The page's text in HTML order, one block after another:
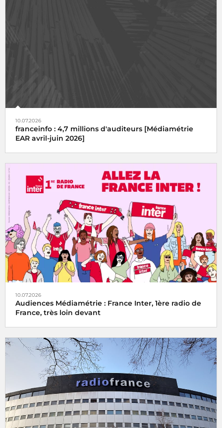
10.07.2026
franceinfo : 4,7 millions d'auditeurs [Médiamétrie
EAR avril-juin 2026]
10.07.2026
Audiences Médiamétrie : France Inter, 1ère radio de
France, très loin devant